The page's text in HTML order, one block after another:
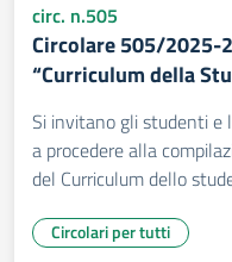
circ. n.505
Circolare 505/2025-
“Curriculum della
Si invitano gli studenti e
a procedere alla
del Curriculum dello
Circolari per tutti